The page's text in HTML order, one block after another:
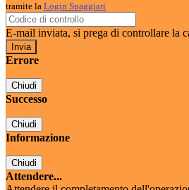
tramite la Login Spaggiari
E-mail inviata, si prega di controllare la
Errore
Chiudi
Successo
Chiudi
Informazione
Chiudi
Attendere...